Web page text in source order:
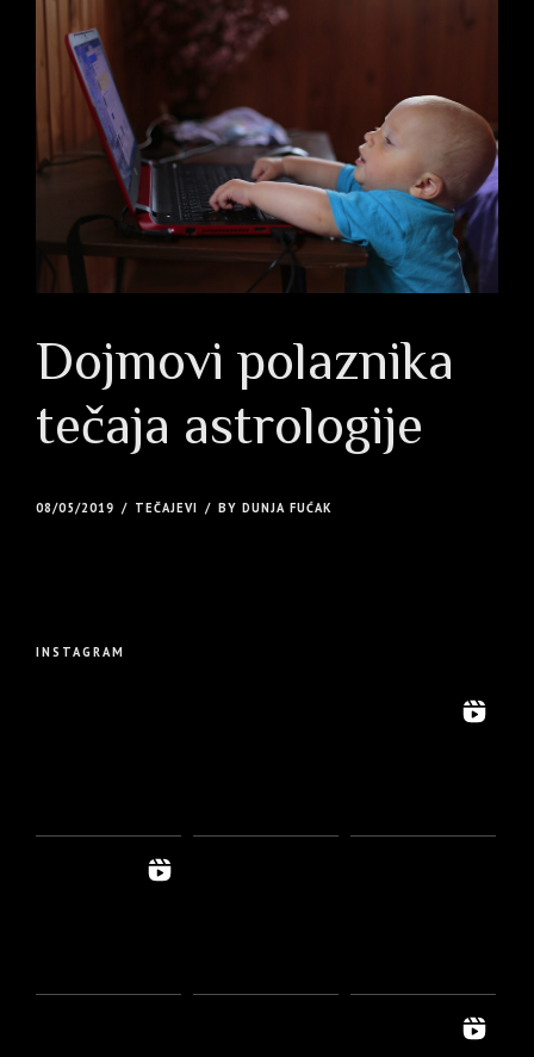
Dojmovi polaznika
tečaja astrologije
08/05/2019 TEČAJEVI BY DUNJA FUĆAK
INSTAGRAM